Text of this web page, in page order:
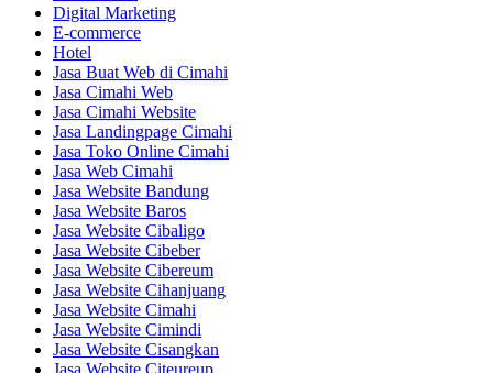
Digital Marketing
E-commerce
Hotel
Jasa Buat Web di Cimahi
Jasa Cimahi Web
Jasa Cimahi Website
Jasa Landingpage Cimahi
Jasa Toko Online Cimahi
Jasa Web Cimahi
Jasa Website Bandung
Jasa Website Baros
Jasa Website Cibaligo
Jasa Website Cibeber
Jasa Website Cibereum
Jasa Website Cihanjuang
Jasa Website Cimahi
Jasa Website Cimindi
Jasa Website Cisangkan
Jasa Website Citeureup